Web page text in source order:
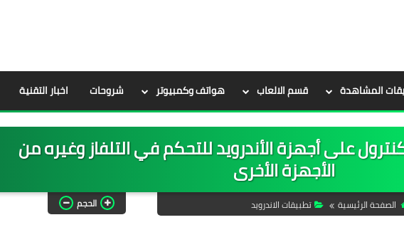
المشاهدة قسم الالعاب هواتف وكمبيوتر شروحات اخبار التقنية
على أجهزة الأندرويد للتحكم في التلفاز وغيره من
الأجهزة الأخرى
الصفحة الرئيسية تطبيقات الاندرويد الحجم